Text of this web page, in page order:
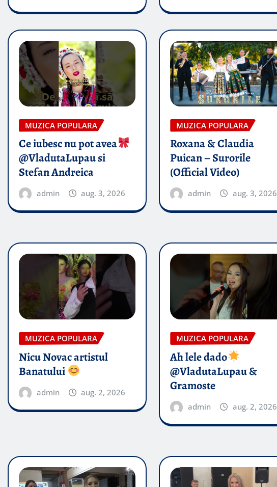
MUZICA POPULARA
Ce iubesc nu pot avea
@VladutaLupau si
Stefan Andreica
admin aug. 3, 2026
MUZICA POPULARA
Roxana & Claudia
Puican – Surorile
(Official Video)
admin aug. 3, 2026
MUZICA POPULARA
Nicu Novac artistul
Banatului
admin aug. 2, 2026
MUZICA POPULARA
Ah lele dado​
@VladutaLupau &
Gramoste
admin aug. 2, 2026